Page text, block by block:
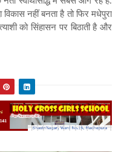
नहीं बनता है तो फिर मधेपुरा
को सिंहासन पर बिठाती है और